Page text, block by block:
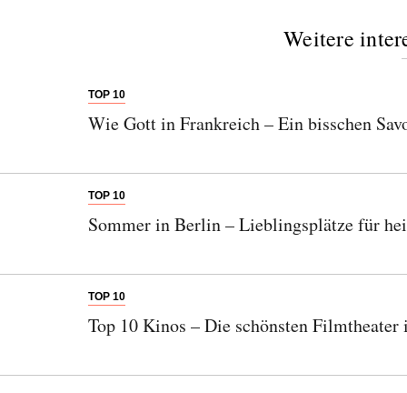
Weitere
TOP 10
Wie Gott in Frankreich – Ein bisschen
TOP 10
Sommer in Berlin – Lieblingsplätze für
TOP 10
Top 10 Kinos – Die schönsten